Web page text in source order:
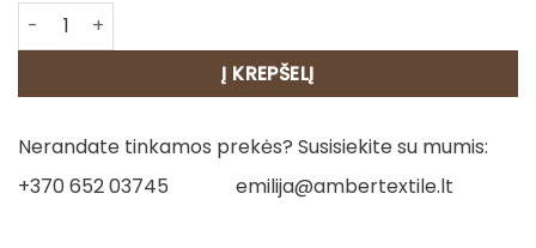
produkto kiekis: Lininis rankšluostis - Verpstė 3
Į KREPŠELĮ
Nerandate tinkamos prekės? Susisiekite su mumis:
+370 652 03745
emilija@ambertextile.lt